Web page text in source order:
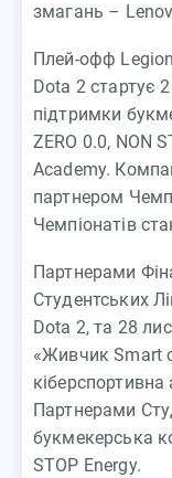
змагань –
Плей-офф
Dota 2 стартує
підтримки
ZERO 0.0, NON
Academy.
партнером
Чемпіонатів
Партнерами
Студентських
Dota 2, та 28
«Живчик Smart
Партнерами
букмекерська
STOP Energy.